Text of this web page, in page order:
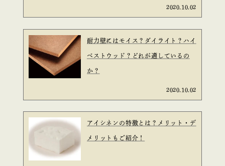
2020.10.02
耐力壁にはモイス？ダイライト？ハイ
ベストウッド？どれが適しているの
か？
2020.10.02
ア‌イ‌シ‌ネ‌ン‌の‌特‌徴‌と‌は？‌メ‌リッ‌ト・‌デ‌
メ‌リッ‌ト‌も‌ご‌紹‌介！